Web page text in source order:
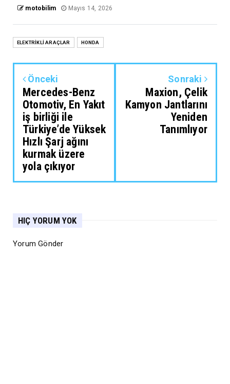
motobilim Mayıs 14, 2026
ELEKTRİKLİ ARAÇLAR HONDA
Önceki
Mercedes-Benz
Otomotiv, En Yakıt
iş birliği ile
Türkiye’de Yüksek
Hızlı Şarj ağını
kurmak üzere
yola çıkıyor
Sonraki
Maxion, Çelik
Kamyon Jantlarını
Yeniden
Tanımlıyor
HIÇ YORUM YOK
Yorum Gönder